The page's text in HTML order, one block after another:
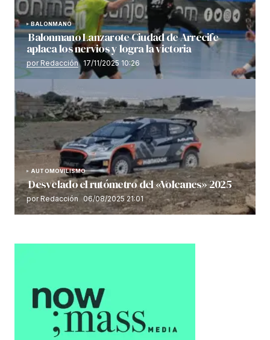
BALONMANO
Balonmano Lanzarote Ciudad de Arrecife
aplaca los nervios y logra la victoria
por Redacción 17/11/2025 10:26
AUTOMOVILISMO
Desvelado el rutómetro del «Volcanes» 2025
por Redacción 06/08/2025 21:01